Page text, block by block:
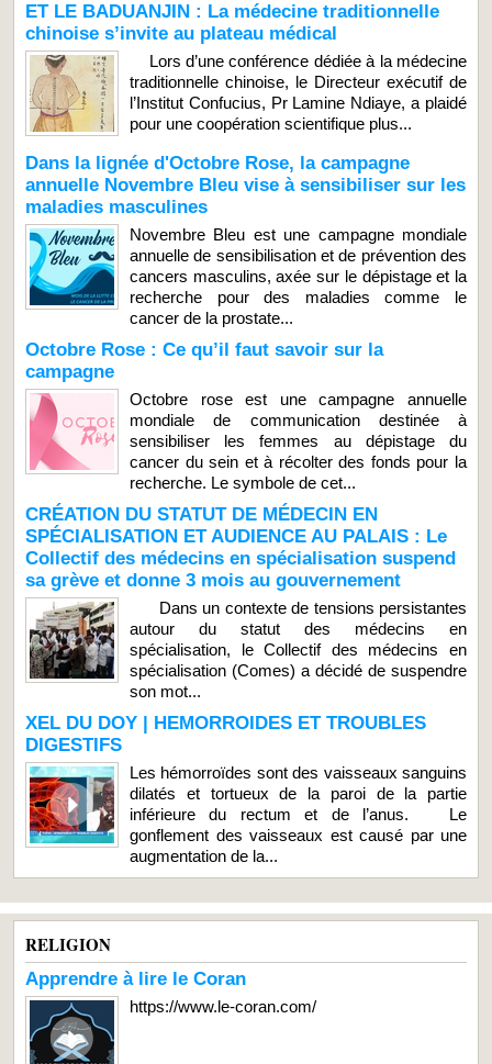
ET LE BADUANJIN : La médecine traditionnelle
chinoise s’invite au plateau médical
Lors d’une conférence dédiée à la médecine
traditionnelle chinoise, le Directeur exécutif de
l’Institut Confucius, Pr Lamine Ndiaye, a plaidé
pour une coopération scientifique plus...
Dans la lignée d'Octobre Rose, la campagne
annuelle Novembre Bleu vise à sensibiliser sur les
maladies masculines
Novembre Bleu est une campagne mondiale
annuelle de sensibilisation et de prévention des
cancers masculins, axée sur le dépistage et la
recherche pour des maladies comme le
cancer de la prostate...
Octobre Rose : Ce qu’il faut savoir sur la
campagne
Octobre rose est une campagne annuelle
mondiale de communication destinée à
sensibiliser les femmes au dépistage du
cancer du sein et à récolter des fonds pour la
recherche. Le symbole de cet...
CRÉATION DU STATUT DE MÉDECIN EN
SPÉCIALISATION ET AUDIENCE AU PALAIS : Le
Collectif des médecins en spécialisation suspend
sa grève et donne 3 mois au gouvernement
Dans un contexte de tensions persistantes
autour du statut des médecins en
spécialisation, le Collectif des médecins en
spécialisation (Comes) a décidé de suspendre
son mot...
XEL DU DOY | HEMORROIDES ET TROUBLES
DIGESTIFS
Les hémorroïdes sont des vaisseaux sanguins
dilatés et tortueux de la paroi de la partie
inférieure du rectum et de l’anus. Le
gonflement des vaisseaux est causé par une
augmentation de la...
RELIGION
Apprendre à lire le Coran
https://www.le-coran.com/